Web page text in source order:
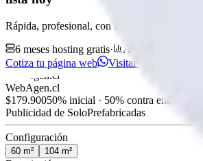
Rápida, profesional, con la misma
6 meses hosting gratis· Analytics incluidos
Cotiza tu página web
Visitar página web
WebAgen.cl
WebAgen.cl
$179.90050% inicial · 50% contra entrega
Publicidad de SoloPrefabricadas
Configuración
60 m² 104 m²